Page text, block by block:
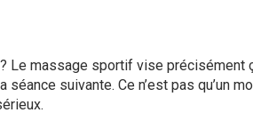
Le massage sportif vise précisément
suivante. Ce n’est pas qu’un